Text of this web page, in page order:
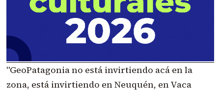
"GeoPatagonia no está invirtiendo acá en la
zona, está invirtiendo en Neuquén, en Vaca